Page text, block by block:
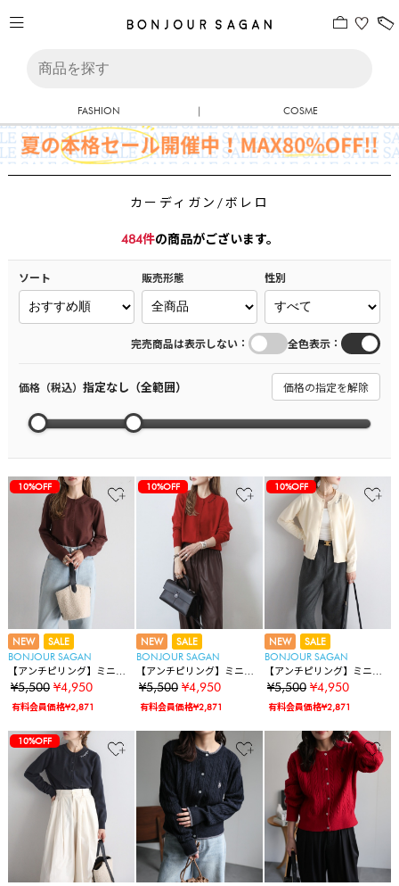
FASHION | COSME
カーディガン/ボレロ
484件の商品がございます。
ソート 販売形態 性別
完売商品は表示しない ： 全色表示 ：
価格（税込） 指定なし（全範囲） 価格の指定を解除
10%OFF
NEW
SALE
BONJOUR SAGAN
【アンチピリング】ミニマ
ルロゴ刺繍ニットカーディ
¥5,500 ¥4,950
有料会員価格¥2,871
10%OFF
NEW
SALE
BONJOUR SAGAN
【アンチピリング】ミニマ
ルロゴ刺繍ニットカーディ
¥5,500 ¥4,950
有料会員価格¥2,871
10%OFF
NEW
SALE
BONJOUR SAGAN
【アンチピリング】ミニマ
ルロゴ刺繍ニットカーディ
¥5,500 ¥4,950
有料会員価格¥2,871
10%OFF